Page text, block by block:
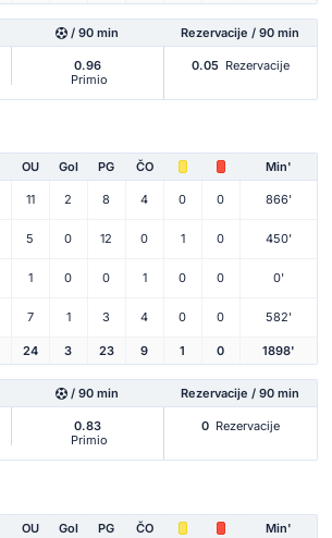
/ 90 min Rezervacije / 90 min
0.96
Primio
0.05 Rezervacije
OU Gol PG ČO Min'
11 2 8 4 0 0 866'
5 0 12 0 1 0 450'
1 0 0 1 0 0 0'
7 1 3 4 0 0 582'
24 3 23 9 1 0 1898'
/ 90 min Rezervacije / 90 min
0.83
Primio
0 Rezervacije
OU Gol PG ČO Min'